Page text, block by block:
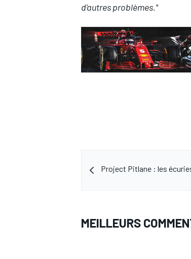
AUTRES CHAMPIONNATS
d'autres problèmes."
Project Pitlane : les
MEILLEURS